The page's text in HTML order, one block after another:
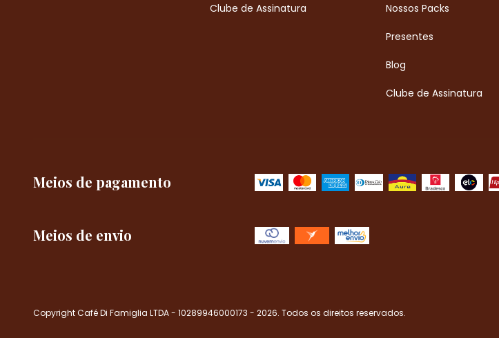
Clube de Assinatura Nossos Packs
Presentes
Blog
Clube de Assinatura
Meios de pagamento
Meios de envio
Copyright Café Di Famiglia LTDA - 10289946000173 - 2026. Todos os direitos reservados.